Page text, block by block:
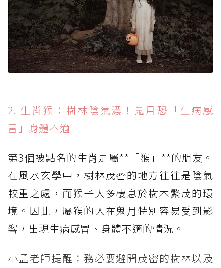
2. 生肖猴：樹林陰氣濃！鬼月恐「生病感
冒」身體不適
第3個被點名的生肖是屬**「猴」**的朋友。
在風水玄學中，樹林茂密的地方往往是陰氣
較重之處，而猴子大多棲息於樹木繁茂的環
境。因此，屬猴的人在鬼月特別容易受到影
響，出現生病感冒、身體不適的情況。
小孟老師提醒：務必要避開茂密的樹林以及